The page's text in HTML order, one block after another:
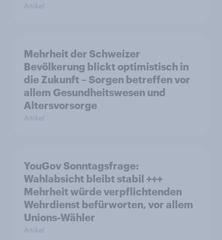
Artikel
Mehrheit der Schweizer
Bevölkerung blickt optimistisch in
die Zukunft – Sorgen betreffen vor
allem Gesundheitswesen und
Altersvorsorge
Artikel
YouGov Sonntagsfrage:
Wahlabsicht bleibt stabil +++
Mehrheit würde verpflichtenden
Wehrdienst befürworten, vor allem
Unions-Wähler
Artikel